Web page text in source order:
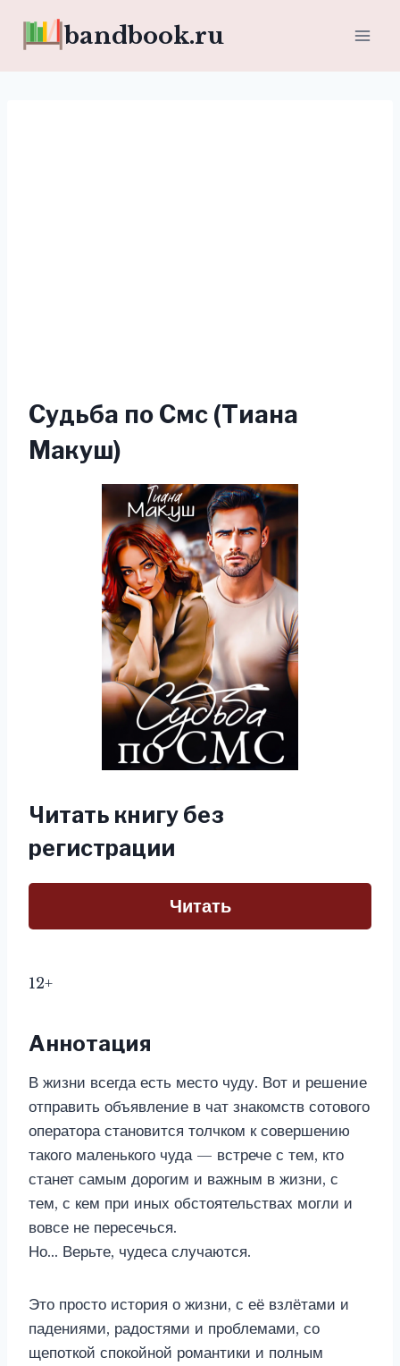
bandbook.ru
Судьба по Смс (Тиана
Макуш)
Читать книгу без
регистрации
Читать
12+
Аннотация
В жизни всегда есть место чуду. Вот и решение
отправить объявление в чат знакомств сотового
оператора становится толчком к совершению
такого маленького чуда — встрече с тем, кто
станет самым дорогим и важным в жизни, с
тем, с кем при иных обстоятельствах могли и
вовсе не пересечься.
Но… Верьте, чудеса случаются.
Это просто история о жизни, с её взлётами и
падениями, радостями и проблемами, со
щепоткой спокойной романтики и полным